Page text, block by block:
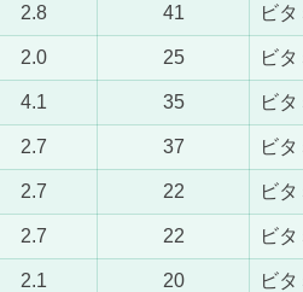
2.8 41 ビ
2.0 25 ビ
4.1 35 ビ
2.7 37 ビ
2.7 22 ビ
2.7 22 ビ
2.1 20 ビ